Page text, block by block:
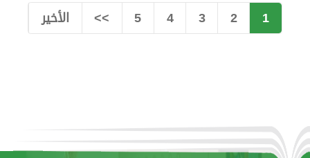
1
2
3
4
5
>> الأخير